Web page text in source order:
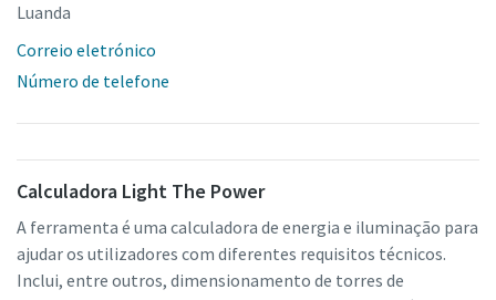
Luanda
Correio eletrónico
Número de telefone
Calculadora Light The Power
A ferramenta é uma calculadora de energia e iluminação para
ajudar os utilizadores com diferentes requisitos técnicos.
Inclui, entre outros, dimensionamento de torres de